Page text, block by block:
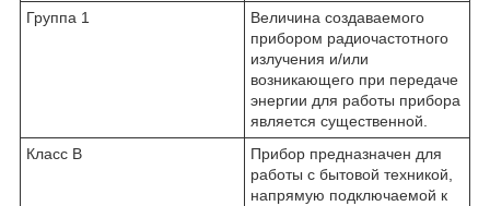
Группа 1
Величина создаваемого
прибором радиочастотного
излучения и/или
возникающего при передаче
энергии для работы прибора
является существенной.
Класс B
Прибор предназначен для
работы с бытовой техникой,
напрямую подключаемой к